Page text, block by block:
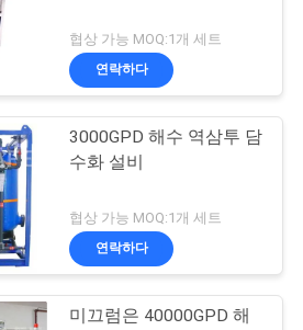
협상 가능 MOQ:1개 세트
연락하다
3000GPD 해수 역삼투 담
수화 설비
협상 가능 MOQ:1개 세트
연락하다
미끄럼은 40000GPD 해